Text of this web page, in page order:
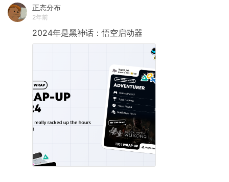
正态分布
2年前
2024年是黑神话：悟空启动器